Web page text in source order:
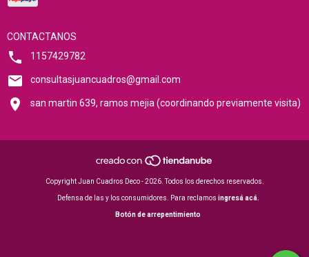
CONTACTANOS
1157429782
consultasjuancuadros@gmail.com
san martin 639, ramos mejia (coordinando previamente visita)
Copyright Juan Cuadros Deco - 2026. Todos los derechos reservados.
Defensa de las y los consumidores. Para reclamos ingresá acá.
Botón de arrepentimiento